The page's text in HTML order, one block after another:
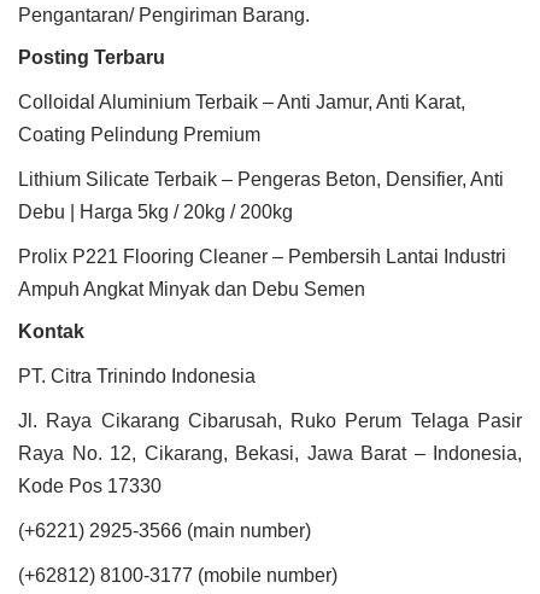
Pengantaran/ Pengiriman Barang.
Posting Terbaru
Colloidal Aluminium Terbaik – Anti Jamur, Anti Karat,
Coating Pelindung Premium
Lithium Silicate Terbaik – Pengeras Beton, Densifier, Anti
Debu | Harga 5kg / 20kg / 200kg
Prolix P221 Flooring Cleaner – Pembersih Lantai Industri
Ampuh Angkat Minyak dan Debu Semen
Kontak
PT. Citra Trinindo Indonesia
Jl. Raya Cikarang Cibarusah, Ruko Perum Telaga Pasir
Raya No. 12, Cikarang, Bekasi, Jawa Barat – Indonesia,
Kode Pos 17330
(+6221) 2925-3566 (main number)
(+62812) 8100-3177 (mobile number)